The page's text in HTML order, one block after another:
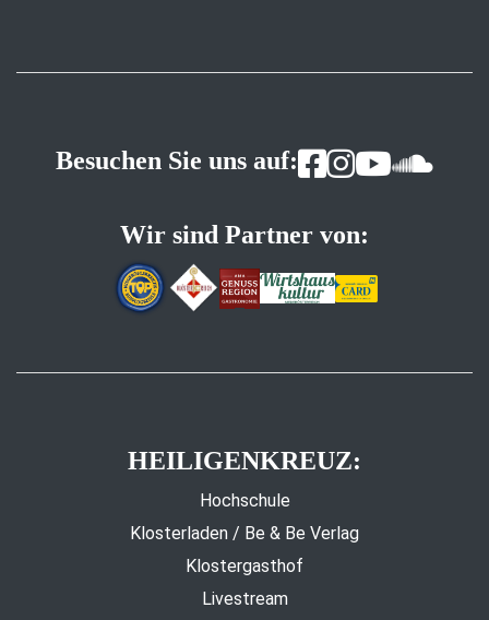
Besuchen Sie uns auf:
Wir sind Partner von:
HEILIGENKREUZ:
Hochschule
Klosterladen / Be & Be Verlag
Klostergasthof
Livestream